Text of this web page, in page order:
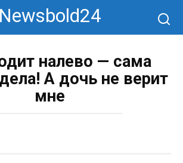
Newsbold24
налево — сама
А дочь не верит
мне